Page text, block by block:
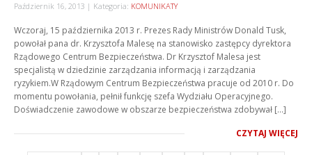
Październik 16, 2013 Kategoria: KOMUNIKATY
Wczoraj, 15 października 2013 r. Prezes Rady Ministrów Donald Tusk,
powołał pana dr. Krzysztofa Malesę na stanowisko zastępcy dyrektora
Rządowego Centrum Bezpieczeństwa. Dr Krzysztof Malesa jest
specjalistą w dziedzinie zarządzania informacją i zarządzania
ryzykiem.W Rządowym Centrum Bezpieczeństwa pracuje od 2010 r. Do
momentu powołania, pełnił funkcję szefa Wydziału Operacyjnego.
Doświadczenie zawodowe w obszarze bezpieczeństwa zdobywał […]
CZYTAJ WIĘCEJ